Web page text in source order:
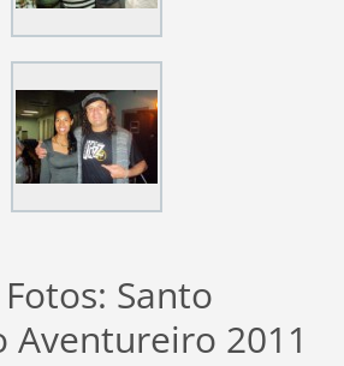
Santo
Aventureiro 2011